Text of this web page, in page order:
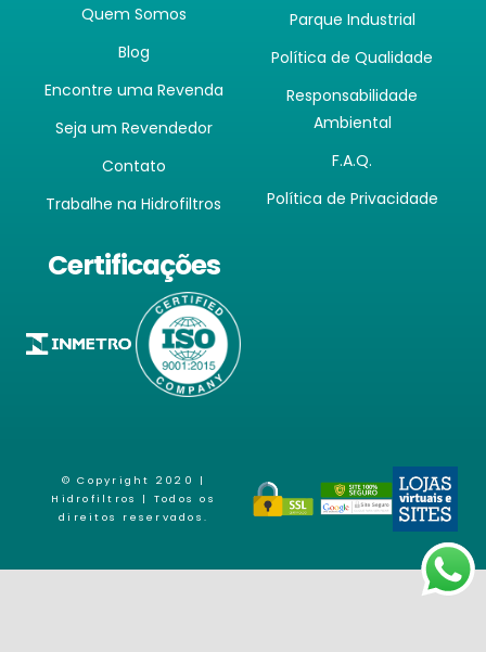
Quem Somos
Blog
Encontre uma Revenda
Seja um Revendedor
Contato
Trabalhe na Hidrofiltros
Parque Industrial
Política de Qualidade
Responsabilidade
Ambiental
F.A.Q.
Política de Privacidade
Certificações
© Copyright 2020 |
Hidrofiltros
| Todos os
direitos reservados.